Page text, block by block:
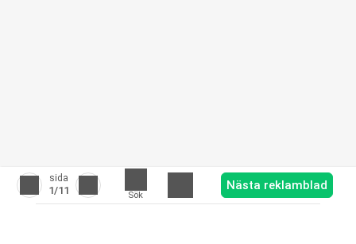
sida
1/11 Sök
Nästa reklamblad